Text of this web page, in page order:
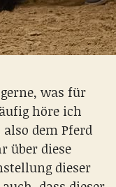
was für
höre ich
dem Pferd
über diese
dieser